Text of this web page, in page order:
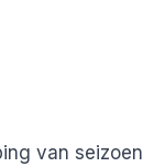
van seizoen